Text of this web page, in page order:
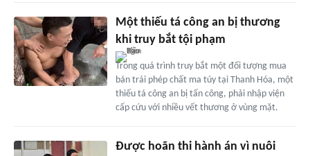
Một thiếu tá công an bị thương
khi truy bắt tội phạm
Trong quá trình truy bắt một đối tượng mua
bán trái phép chất ma túy tại Thanh Hóa, một
thiếu tá công an bị tấn công, phải nhập viện
cấp cứu với nhiều vết thương ở vùng mặt.
Được hoãn thi hành án vì nuôi